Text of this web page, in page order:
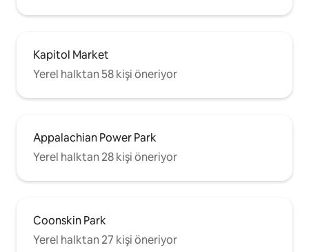
Kapitol Market
Yerel halktan 58 kişi öneriyor
Appalachian Power Park
Yerel halktan 28 kişi öneriyor
Coonskin Park
Yerel halktan 27 kişi öneriyor